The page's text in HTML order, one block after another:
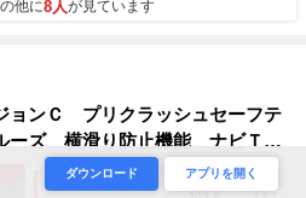
他に8人が見ています
ンＣ プリクラッシュセーフテ
ーズ 横滑り防止機能 ナビＴ
ン ＬＥＤヘッドライト ＤＶ
支払総額 (税込) 本体価格 諸費用
ダウンロード アプリを開く